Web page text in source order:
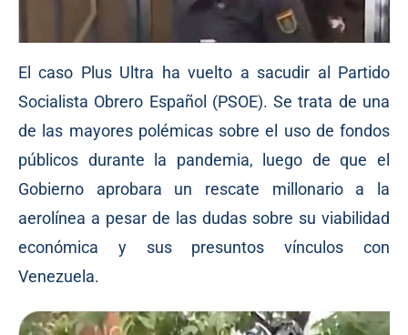
El caso Plus Ultra ha vuelto a sacudir al Partido
Socialista Obrero Español (PSOE). Se trata de una
de las mayores polémicas sobre el uso de fondos
públicos durante la pandemia, luego de que el
Gobierno aprobara un rescate millonario a la
aerolínea a pesar de las dudas sobre su viabilidad
económica y sus presuntos vínculos con
Venezuela.